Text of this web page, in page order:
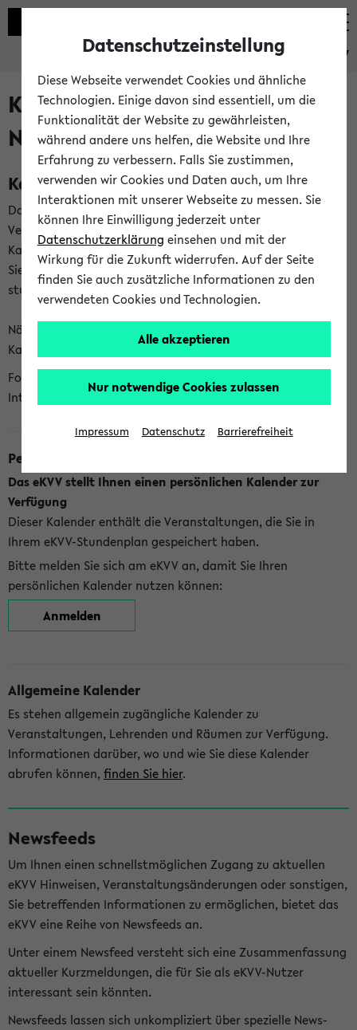
eKVV
Kalenderintegration und
Newsfeeds
Kalenderintegration
Das eKVV bietet Ihnen die Möglichkeit,
Veranstaltungstermine in eine Vielzahl von
Kalenderanwendungen einzubinden. Auf diese Weise können
Sie einen gemeinsamen Überblick über Ihre privaten und
studienbezogenen Termine erhalten.
Näheres zu Vorteilen und Funktionsweise der
Kalenderintegration können Sie auf unserer
Folgende Kalender bietet Ihnen das eKVV derzeit zur
Integration an:
Persönlicher Kalender
Das eKVV stellt Ihnen einen persönlichen Kalender zur
Verfügung
Dieser Kalender enthält die Veranstaltungen, die Sie in
Ihrem eKVV-Stundenplan gespeichert haben.
Bitte melden Sie sich am eKVV an, damit Sie Ihren
persönlichen Kalender nutzen können:
Anmelden
Allgemeine Kalender
Es stehen allgemein zugängliche Kalender zu
Veranstaltungen, Lehrenden und Räumen zur Verfügung.
Informationen darüber, wo und wie Sie diese Kalender
abrufen können, finden Sie hier.
Newsfeeds
Um Ihnen einen schnellstmöglichen Zugang zu aktuellen
eKVV Hinweisen, Veranstaltungsänderungen oder sonstigen,
Sie betreffenden Informationen zu ermöglichen, bietet das
eKVV eine Reihe von Newsfeeds an.
Unter einem Newsfeed versteht sich eine Zusammenfassung
aktueller Kurzmeldungen, die für Sie als eKVV-Nutzer
interessant sein könnten.
Newsfeeds lassen sich unkompliziert über spezielle News-
Datenschutzeinstellung
Diese Webseite verwendet Cookies und ähnliche
Technologien. Einige davon sind essentiell, um die
Funktionalität der Website zu gewährleisten,
während andere uns helfen, die Website und Ihre
Erfahrung zu verbessern. Falls Sie zustimmen,
verwenden wir Cookies und Daten auch, um Ihre
Interaktionen mit unserer Webseite zu messen. Sie
können Ihre Einwilligung jederzeit unter
Datenschutzerklärung einsehen und mit der
Wirkung für die Zukunft widerrufen. Auf der Seite
finden Sie auch zusätzliche Informationen zu den
verwendeten Cookies und Technologien.
Alle akzeptieren
Nur notwendige Cookies zulassen
Impressum Datenschutz Barrierefreiheit